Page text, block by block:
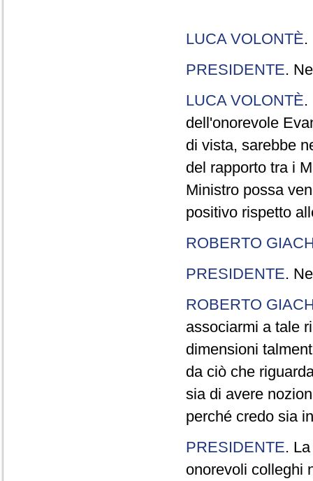
LUCA VOLONTÈ.
PRESIDENTE.
LUCA VOLONTÈ.
dell'onorevole
di vista, sarebbe
del rapporto tra i
Ministro possa
positivo rispetto
ROBERTO
PRESIDENTE.
ROBERTO
associarmi a tale
dimensioni
da ciò che
sia di avere
perché credo sia
PRESIDENTE.
onorevoli colleghi